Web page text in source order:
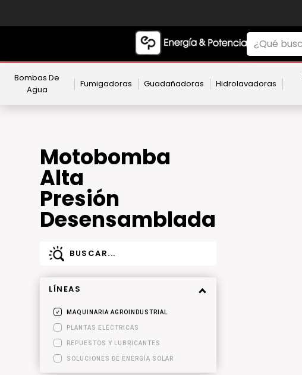
Bombas De
Agua
Fumigadoras Guadañadoras Hidrolavadoras
Motobomba
Alta
Presión
Desensamblada
LÍNEAS
MAQUINARIA AGROINDUSTRIAL
PLANTAS ELÉCTRICAS
REPUESTOS Y LUBRICANTES
SOLUCIONES DE ENERGÍA SOLAR